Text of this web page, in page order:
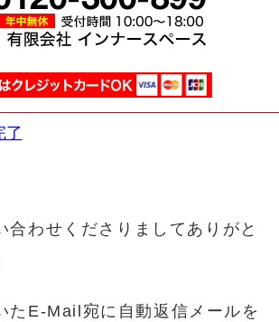
了
合わせくださりましてありがと
たE-Mail宛に自動返信メールを